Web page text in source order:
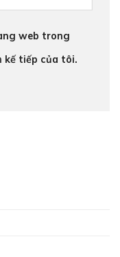
web trong
kế tiếp của tôi.